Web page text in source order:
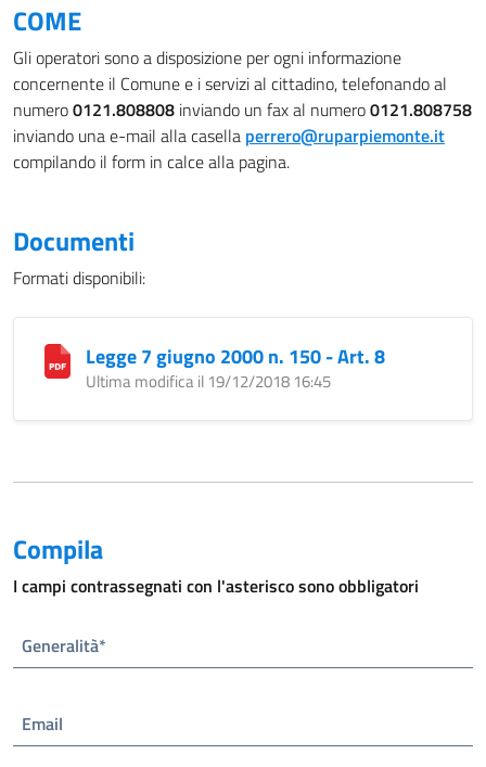
COME
Gli operatori sono a disposizione per ogni informazione
concernente il Comune e i servizi al cittadino, telefonando al
numero0121.808808 inviando un fax al numero0121.808758
inviando una e-mail alla casella perrero@ruparpiemonte.it
compilando il form in calce alla pagina.
Documenti
Formati disponibili:
Legge 7 giugno 2000 n. 150 - Art. 8
Ultima modifica il 19/12/2018 16:45
Compila
I campi contrassegnati con l'asterisco sono obbligatori
Generalità*
Email